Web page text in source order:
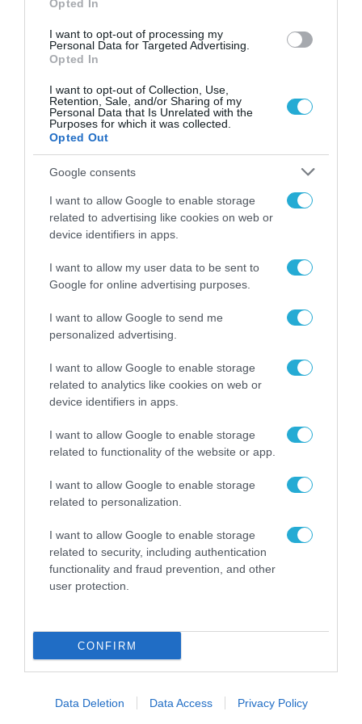
Opted In
I want to opt-out of processing my
Personal Data for Targeted Advertising.
Opted In
I want to opt-out of Collection, Use,
Retention, Sale, and/or Sharing of my
Personal Data that Is Unrelated with the
Purposes for which it was collected.
Opted Out
Google consents
I want to allow Google to enable storage
related to advertising like cookies on web or
device identifiers in apps.
I want to allow my user data to be sent to
Google for online advertising purposes.
I want to allow Google to send me
personalized advertising.
I want to allow Google to enable storage
related to analytics like cookies on web or
device identifiers in apps.
I want to allow Google to enable storage
related to functionality of the website or app.
I want to allow Google to enable storage
related to personalization.
I want to allow Google to enable storage
related to security, including authentication
functionality and fraud prevention, and other
user protection.
CONFIRM
Data Deletion Data Access Privacy Policy
ΤΕΧΝΟΛΟΓΙΕΣ
Η INTERAMERICAN για την
Προστασία των Προσωπικών
Δεδομένων σε εκδήλωση του ΣΕΒ
26.02.2021
ΤΗΛΕΠΙΚΟΙΝΩΝΙΕΣ
Huawei: O COVID-19 έκλεισε
πολλές πόρτες, αλλά η
καινοτομία προσφέρει ένα
παράθυρο ελπίδας
26.02.2021